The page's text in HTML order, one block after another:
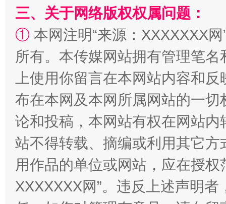
阿坝州三大球赛在茂县开幕
国家大学科技园优化重塑工作
三、关于网络版权权属问题：
① 本网注明“来源：XXXXXXX
所有。本传媒网站拥有管理笔
上使用你留言在本网站内容和
布在本网及本网所属网站的一
论和投稿，本网站有权在网站
站不得转载、摘编或利用其它
用作品的单位或网站，应在授
XXXXXXX网”。违反上述声明